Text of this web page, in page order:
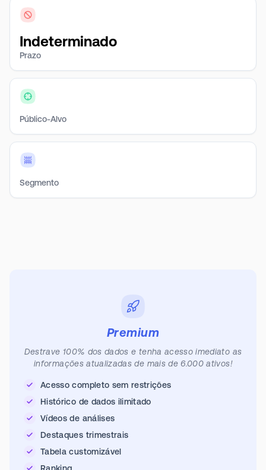
Indeterminado
Prazo
Público-Alvo
Segmento
Premium
Destrave 100% dos dados e tenha acesso imediato as
informações atualizadas de mais de 6.000 ativos!
Acesso completo sem restrições
Histórico de dados ilimitado
Vídeos de análises
Destaques trimestrais
Tabela customizável